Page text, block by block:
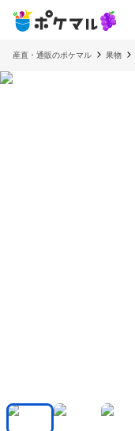
産直・通販のポケマル 果物